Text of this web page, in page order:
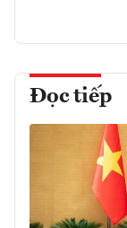
Đọc tiếp